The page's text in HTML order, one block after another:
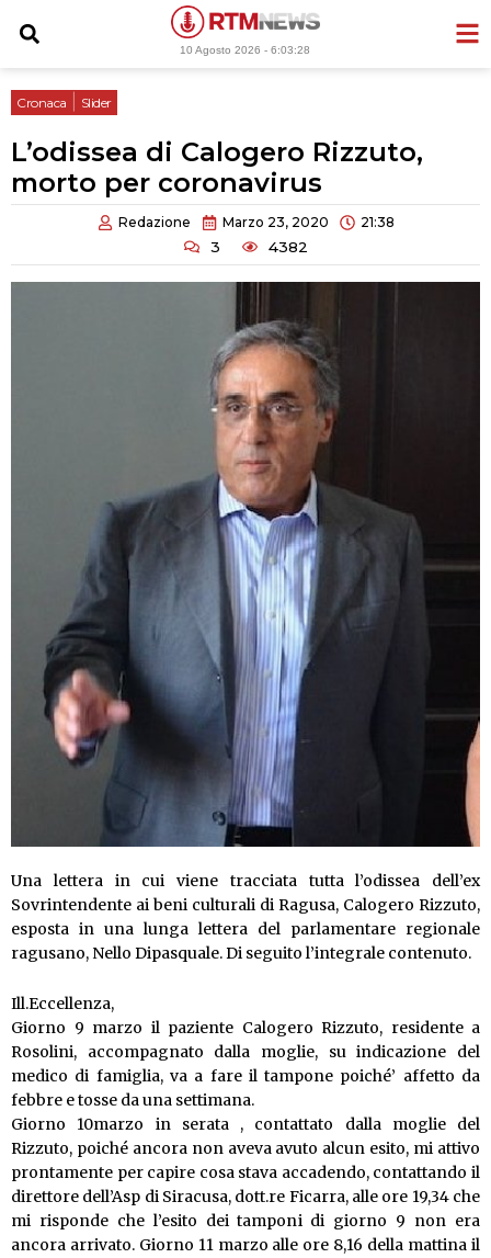
10 Agosto 2026 -6:03:29
Cronaca Slider
L’odissea di Calogero Rizzuto,
morto per coronavirus
Redazione Marzo 23, 2020 21:38
3 4382
Una lettera in cui viene tracciata tutta l’odissea dell’ex
Sovrintendente ai beni culturali di Ragusa, Calogero Rizzuto,
esposta in una lunga lettera del parlamentare regionale
ragusano, Nello Dipasquale. Di seguito l’integrale contenuto.
Ill.Eccellenza,
Giorno 9 marzo il paziente Calogero Rizzuto, residente a
Rosolini, accompagnato dalla moglie, su indicazione del
medico di famiglia, va a fare il tampone poiché’ affetto da
febbre e tosse da una settimana.
Giorno 10marzo in serata , contattato dalla moglie del
Rizzuto, poiché ancora non aveva avuto alcun esito, mi attivo
prontamente per capire cosa stava accadendo, contattando il
direttore dell’Asp di Siracusa, dott.re Ficarra, alle ore 19,34 che
mi risponde che l’esito dei tamponi di giorno 9 non era
ancora arrivato. Giorno 11 marzo alle ore 8,16 della mattina il